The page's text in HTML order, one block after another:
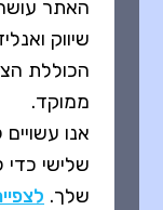
שיווק
הכוללת
ממוקד.
אנו עשויים
שלישי כדי
שלך.לצפייה